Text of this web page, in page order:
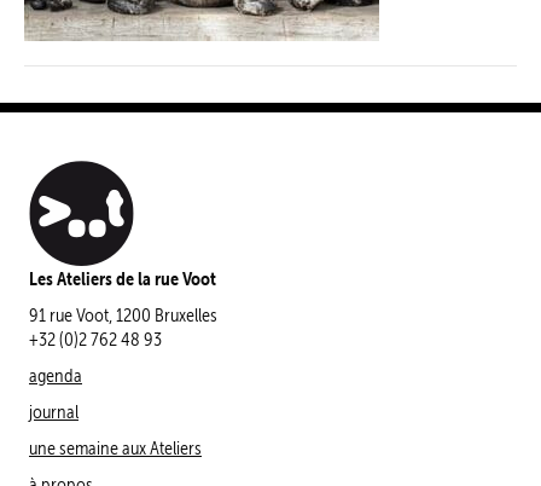
Les Ateliers de la rue Voot
91 rue Voot, 1200 Bruxelles
+32 (0)2 762 48 93
agenda
journal
une semaine aux Ateliers